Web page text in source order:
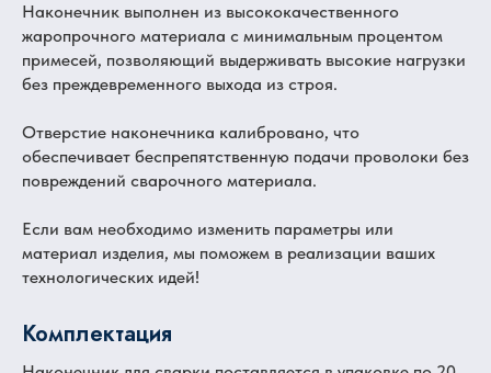
Наконечник выполнен из высококачественного
жаропрочного материала с минимальным процентом
примесей, позволяющий выдерживать высокие нагрузки
без преждевременного выхода из строя.
Отверстие наконечника калибровано, что
обеспечивает беспрепятственную подачи проволоки без
повреждений сварочного материала.
Если вам необходимо изменить параметры или
материал изделия, мы поможем в реализации ваших
технологических идей!
Комплектация